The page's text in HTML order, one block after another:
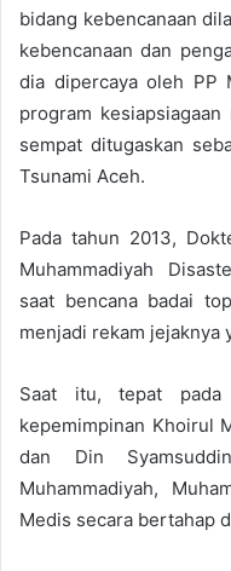
bidang kebencanaan
kebencanaan dan
dia dipercaya oleh PP
program
sempat ditugaskan
Tsunami Aceh.
Pada tahun 2013,
Muhammadiyah
saat bencana badai
menjadi rekam jejaknya
Saat itu, tepat
kepemimpinan Khoirul
dan Din
Muhammadiyah,
Medis secara bertahap